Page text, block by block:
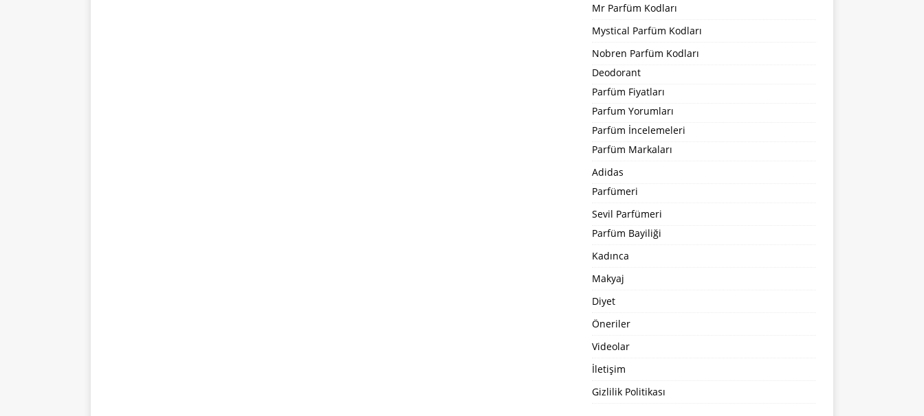
Mr Parfüm Kodları
Mystical Parfüm Kodları
Nobren Parfüm Kodları
Deodorant
Parfüm Fiyatları
Parfum Yorumları
Parfüm İncelemeleri
Parfüm Markaları
Adidas
Parfümeri
Sevil Parfümeri
Parfüm Bayiliği
Kadınca
Makyaj
Diyet
Öneriler
Videolar
İletişim
Gizlilik Politikası